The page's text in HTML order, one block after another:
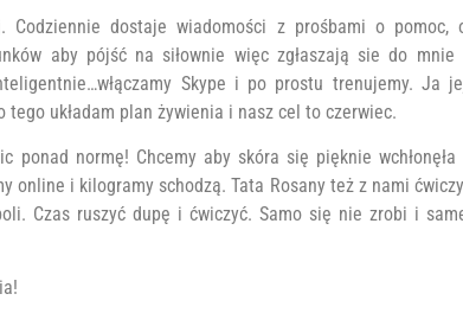
Codziennie dostaje wiadomości z prośbami o pomoc,
aby pójść na siłownie więc zgłaszają sie do mnie
Skype i po prostu trenujemy. Ja
układam plan żywienia i nasz cel to czerwiec.
normę! Chcemy aby skóra się pięknie wchłonęła
online i kilogramy schodzą. Tata Rosany też z nami
Czas ruszyć dupę i ćwiczyć. Samo się nie zrobi i